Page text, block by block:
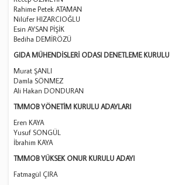
Rahime Petek ATAMAN
Nilüfer HIZARCIOĞLU
Esin AYSAN PİŞİK
Bediha DEMİRÖZÜ
GIDA MÜHENDİSLERİ ODASI DENETLEME KURULU
Murat ŞANLI
Damla SÖNMEZ
Ali Hakan DONDURAN
TMMOB YÖNETİM KURULU ADAYLARI
Eren KAYA
Yusuf SONGÜL
İbrahim KAYA
TMMOB YÜKSEK ONUR KURULU ADAYI
Fatmagül ÇIRA